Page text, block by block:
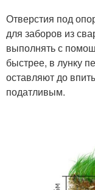
Отверстия под
для заборов из
выполнять с
быстрее, в лунку
оставляют до
податливым.